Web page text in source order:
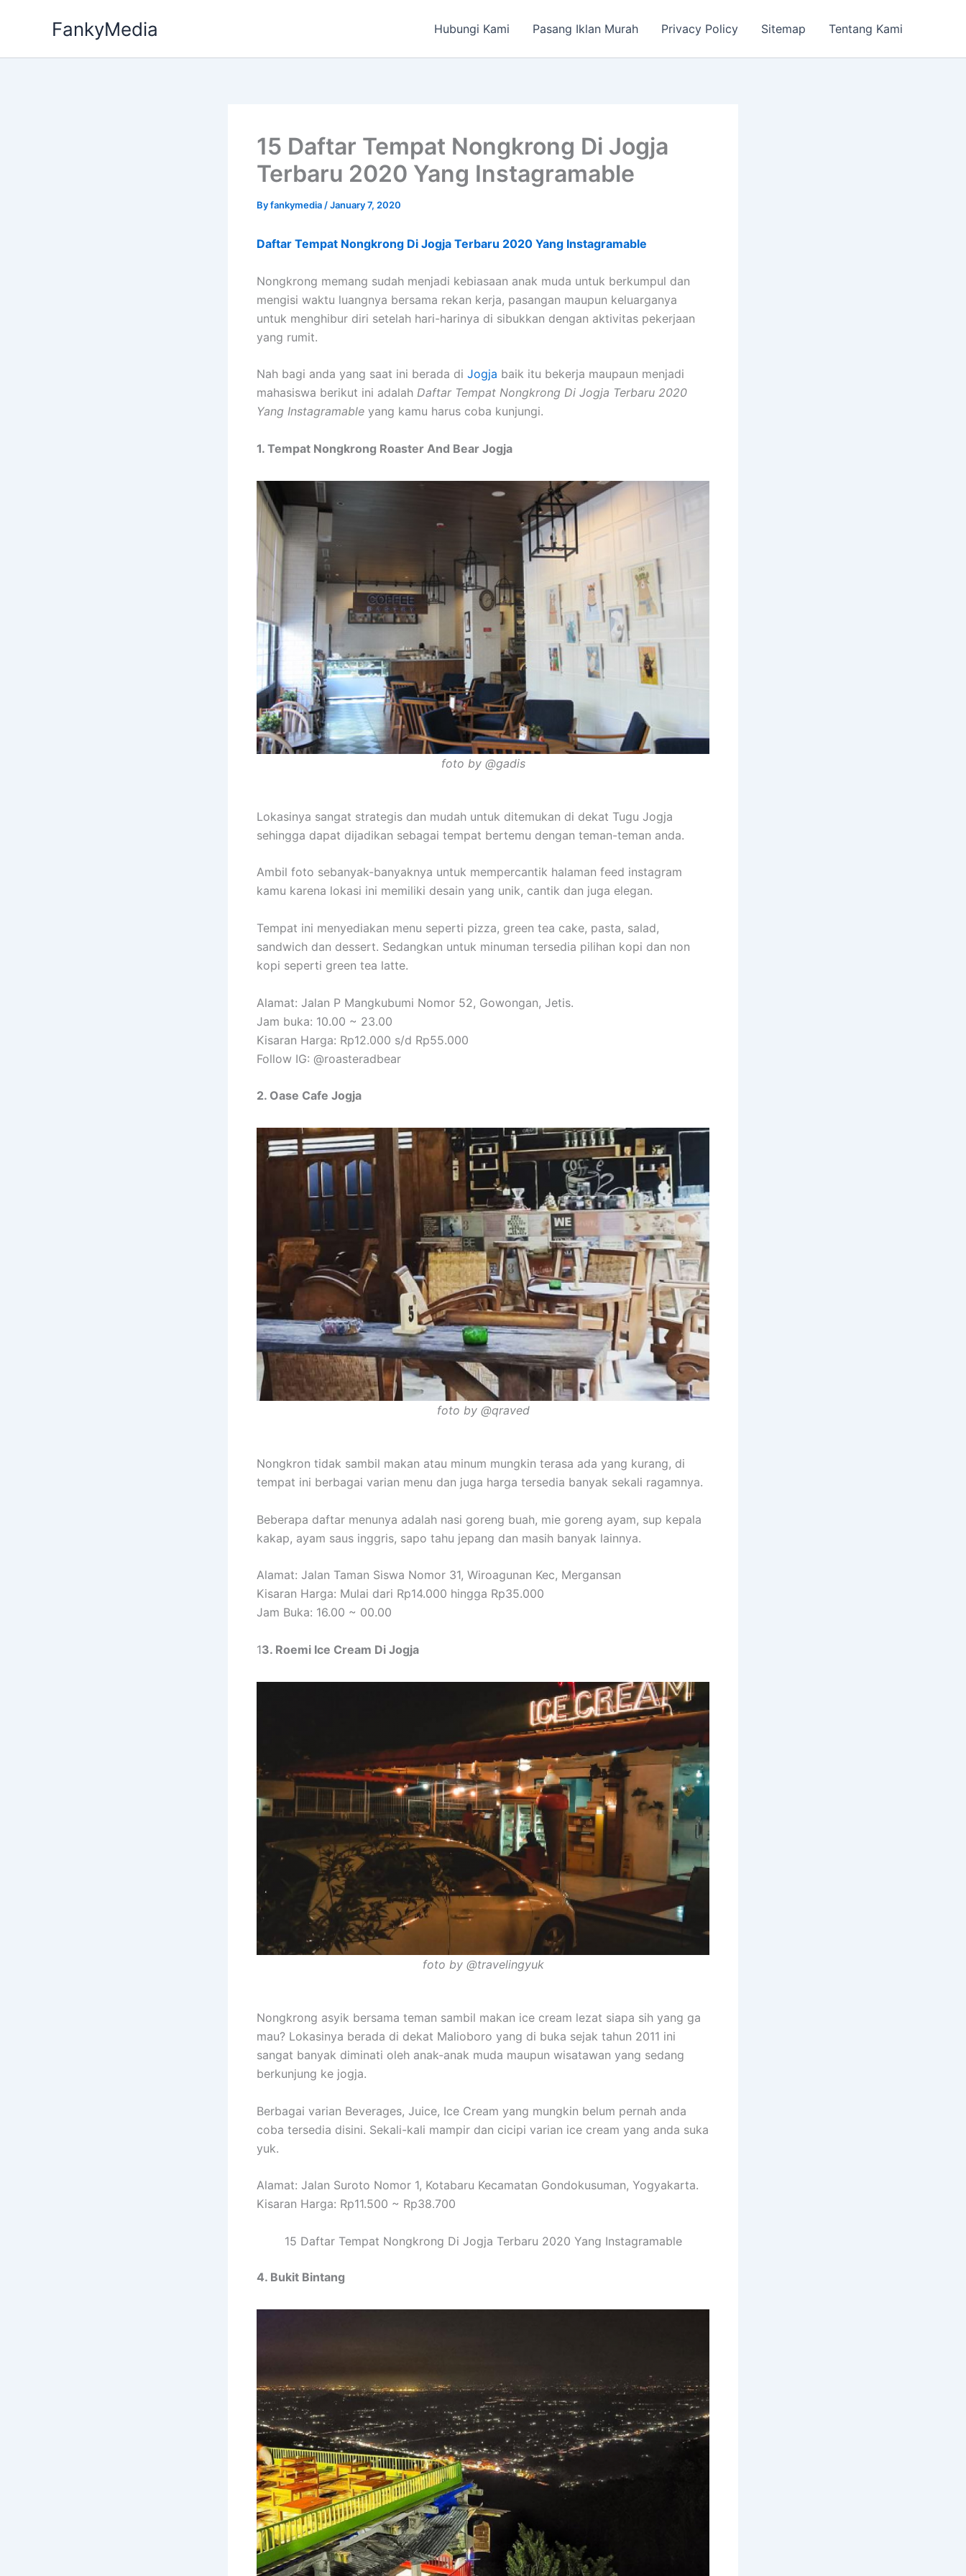
FankyMedia Hubungi Kami Pasang Iklan Murah Privacy Policy Sitemap Tentang Kami
15 Daftar Tempat Nongkrong Di Jogja
Terbaru 2020 Yang Instagramable
Byfankymedia /January 7, 2020
Daftar Tempat Nongkrong Di Jogja Terbaru 2020 Yang Instagramable
Nongkrong memang sudah menjadi kebiasaan anak muda untuk berkumpul dan
mengisi waktu luangnya bersama rekan kerja, pasangan maupun keluarganya
untuk menghibur diri setelah hari-harinya di sibukkan dengan aktivitas pekerjaan
yang rumit.
Nah bagi anda yang saat ini berada di Jogja baik itu bekerja maupaun menjadi
mahasiswa berikut ini adalah Daftar Tempat Nongkrong Di Jogja Terbaru 2020
Yang Instagramable yang kamu harus coba kunjungi.
1. Tempat Nongkrong Roaster And Bear Jogja
foto by @gadis
Lokasinya sangat strategis dan mudah untuk ditemukan di dekat Tugu Jogja
sehingga dapat dijadikan sebagai tempat bertemu dengan teman-teman anda.
Ambil foto sebanyak-banyaknya untuk mempercantik halaman feed instagram
kamu karena lokasi ini memiliki desain yang unik, cantik dan juga elegan.
Tempat ini menyediakan menu seperti pizza, green tea cake, pasta, salad,
sandwich dan dessert. Sedangkan untuk minuman tersedia pilihan kopi dan non
kopi seperti green tea latte.
Alamat: Jalan P Mangkubumi Nomor 52, Gowongan, Jetis.
Jam buka: 10.00 ~ 23.00
Kisaran Harga: Rp12.000 s/d Rp55.000
Follow IG: @roasteradbear
2. Oase Cafe Jogja
foto by @qraved
Nongkron tidak sambil makan atau minum mungkin terasa ada yang kurang, di
tempat ini berbagai varian menu dan juga harga tersedia banyak sekali ragamnya.
Beberapa daftar menunya adalah nasi goreng buah, mie goreng ayam, sup kepala
kakap, ayam saus inggris, sapo tahu jepang dan masih banyak lainnya.
Alamat: Jalan Taman Siswa Nomor 31, Wiroagunan Kec, Mergansan
Kisaran Harga: Mulai dari Rp14.000 hingga Rp35.000
Jam Buka: 16.00 ~ 00.00
13. Roemi Ice Cream Di Jogja
foto by @travelingyuk
Nongkrong asyik bersama teman sambil makan ice cream lezat siapa sih yang ga
mau? Lokasinya berada di dekat Malioboro yang di buka sejak tahun 2011 ini
sangat banyak diminati oleh anak-anak muda maupun wisatawan yang sedang
berkunjung ke jogja.
Berbagai varian Beverages, Juice, Ice Cream yang mungkin belum pernah anda
coba tersedia disini. Sekali-kali mampir dan cicipi varian ice cream yang anda suka
yuk.
Alamat: Jalan Suroto Nomor 1, Kotabaru Kecamatan Gondokusuman, Yogyakarta.
Kisaran Harga: Rp11.500 ~ Rp38.700
15 Daftar Tempat Nongkrong Di Jogja Terbaru 2020 Yang Instagramable
4. Bukit Bintang